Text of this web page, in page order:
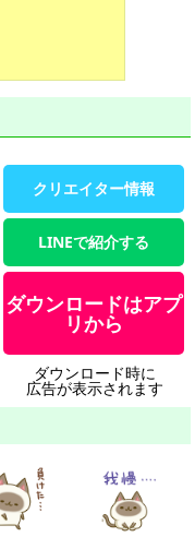
クリエイター情報
LINEで紹介する
ダウンロードはアプ
リから
ダウンロード時に
広告が表示されます